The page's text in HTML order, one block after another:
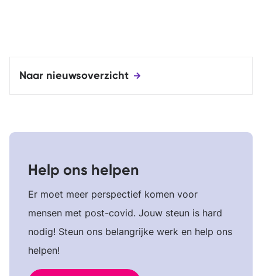
Naar nieuwsoverzicht
Help ons helpen
Er moet meer perspectief komen voor
mensen met post-covid. Jouw steun is hard
nodig! Steun ons belangrijke werk en help ons
helpen!